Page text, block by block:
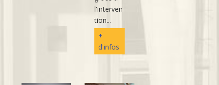
l'interven
tion...
+
d'infos